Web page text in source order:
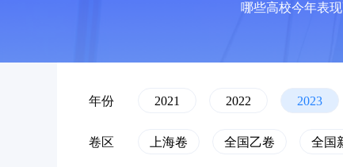
哪些高校今年表
年份 2021 2022 2023
卷区 上海卷 全国乙卷 全国